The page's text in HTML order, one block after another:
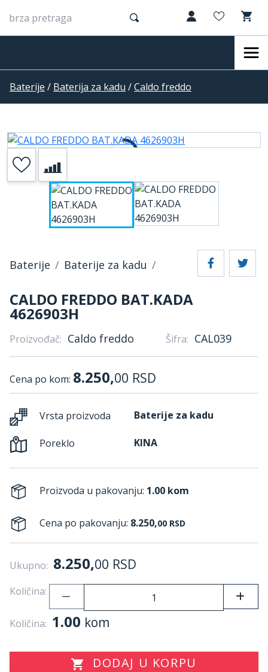
Baterije / Baterija za kadu /Caldo freddo
Baterije Baterije za kadu
CALDO FREDDO BAT.KADA
4626903H
Proizvođač: Caldo freddo Šifra: CAL039
Cena po kom: 8.250,00 RSD
Vrsta proizvoda Baterije za kadu
Poreklo KINA
Proizvoda u pakovanju: 1.00 kom
Cena po pakovanju: 8.250,00 RSD
Ukupno: 8.250,00 RSD
Količina:
Količina: 1.00 kom
DODAJ U KORPU